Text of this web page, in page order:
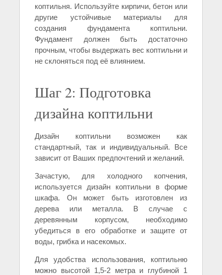
коптильня. Используйте кирпичи, бетон или
другие устойчивые материалы для
создания фундамента коптильни.
Фундамент должен быть достаточно
прочным, чтобы выдержать вес коптильни и
не склоняться под её влиянием.
Шаг 2: Подготовка
дизайна коптильни
Дизайн коптильни возможен как
стандартный, так и индивидуальный. Все
зависит от Ваших предпочтений и желаний.
Зачастую, для холодного копчения,
используется дизайн коптильни в форме
шкафа. Он может быть изготовлен из
дерева или металла. В случае с
деревянным корпусом, необходимо
убедиться в его обработке и защите от
воды, грибка и насекомых.
Для удобства использования, коптильню
можно высотой 1,5-2 метра и глубиной 1